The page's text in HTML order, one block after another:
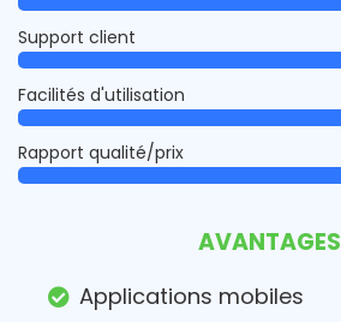
Support client
Facilités d'utilisation
Rapport qualité/prix
AVANTAGES
Applications mobiles